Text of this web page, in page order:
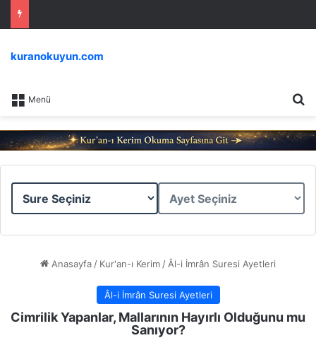
Menü
kuranokuyun.com
Sure
Ayet
Anasayfa / Kur'an-ı Kerim / Âl-i İmrân Suresi Ayetleri
Âl-i İmrân Suresi Ayetleri
Cimrilik Yapanlar, Mallarının Hayırlı Olduğunu mu
Sanıyor?